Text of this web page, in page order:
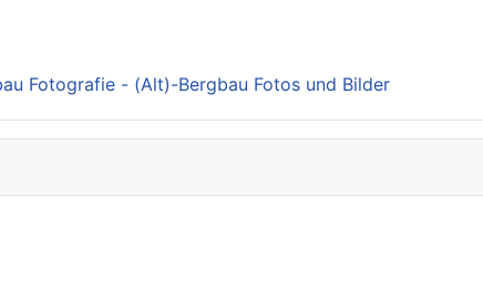
Fotografie - (Alt)-Bergbau Fotos und Bilder